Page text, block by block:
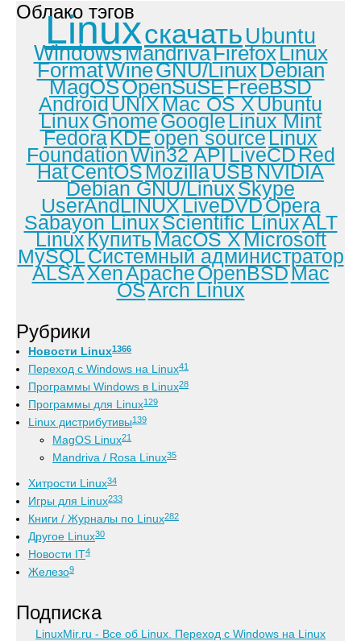
Облако тэгов
Linuxскачать Ubuntu
WindowsMandrivaFirefoxLinux
FormatWineGNU/LinuxDebian
MagOSOpenSuSEFreeBSD
AndroidUNIXMac OS XUbuntu
LinuxGnomeGoogleLinux Mint
FedoraKDEopen sourceLinux
FoundationWin32 APILiveCDRed
HatCentOSMozillaUSBNVIDIA
Debian GNU/LinuxSkype
UserAndLINUXLiveDVDOpera
Sabayon LinuxScientific LinuxALT
LinuxКупитьMacOS XMicrosoft
MySQLСистемный администратор
ALSAXenApacheOpenBSDMac
OSArch Linux
Рубрики
Новости Linux1366
Переход с Windows на Linux41
Программы Windows в Linux28
Программы для Linux129
Linux дистрибутивы139
MagOS Linux21
Mandriva / Rosa Linux35
Хитрости Linux34
Игры для Linux233
Книги / Журналы по Linux282
Другое Linux30
Новости IT4
Железо9
Подписка
LinuxMir.ru - Все об Linux. Переход с Windows на Linux